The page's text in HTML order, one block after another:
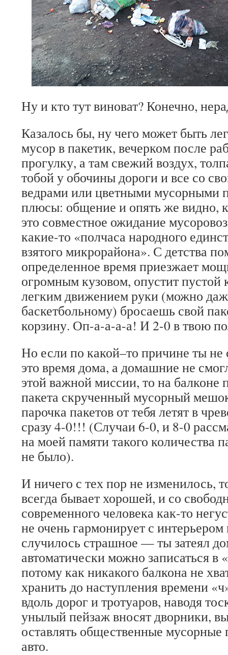
Ну и кто тут виноват? Конечно,
Казалось бы, ну чего может быть
мусор в пакетик, вечерком после
прогулку, а там свежий воздух,
тобой у обочины дороги и все со
ведрами или цветными мусорными
плюсы: общение и опять же видно,
это совместное ожидание
какие-то «полчаса народного
взятого микрорайона». С детства
определенное время приезжает
огромным кузовом, опустит пустой
легким движением руки (можно
баскетбольному) бросаешь свой
корзину. Оп-а-а-а-а! И 2-0 в твою
Но если по какой–то причине ты не
это время дома, а домашние не
этой важной миссии, то на балконе
пакета скрученный мусорный
парочка пакетов от тебя летят в
сразу 4-0!!! (Случаи 6-0, и 8-0
на моей памяти такого количества
не было).
И ничего с тех пор не изменилось,
всегда бывает хорошей, и со
современного человека как-то
не очень гармонирует с
случилось страшное — ты затеял
автоматически можно записаться
потому как никакого балкона не
хранить до наступления времени
вдоль дорог и тротуаров, наводя
унылый пейзаж вносят дворники,
оставлять общественные мусорные
авто.